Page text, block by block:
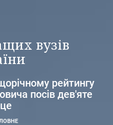
вузів
рейтингу
посів дев'яте